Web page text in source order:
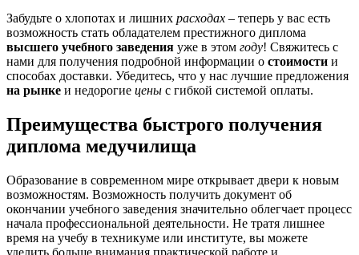
Забудьте о хлопотах и лишних расходах – теперь у вас есть
возможность стать обладателем престижного диплома
высшего учебного заведения уже в этом году! Свяжитесь с
нами для получения подробной информации о стоимости и
способах доставки. Убедитесь, что у нас лучшие предложения
на рынке и недорогие цены с гибкой системой оплаты.
Преимущества быстрого получения
диплома медучилища
Образование в современном мире открывает двери к новым
возможностям. Возможность получить документ об
окончании учебного заведения значительно облегчает процесс
начала профессиональной деятельности. Не тратя лишнее
время на учебу в техникуме или институте, вы можете
уделить больше внимания практической работе и